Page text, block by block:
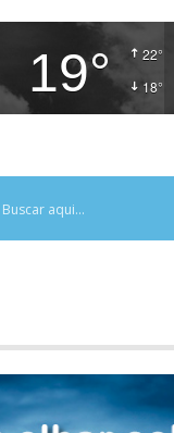
22°
18°
19°